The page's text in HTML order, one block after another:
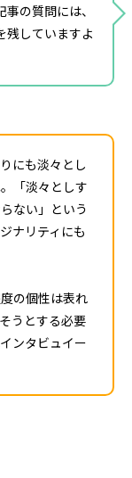
の質問には、
残していますよ
にも淡々とし
「淡々としす
ない」という
ナリティにも
の個性は表れ
うとする必要
ンタビュイー